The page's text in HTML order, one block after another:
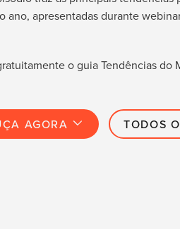
ano, apresentadas durante
o guia Tendências do
AGORA TODOS